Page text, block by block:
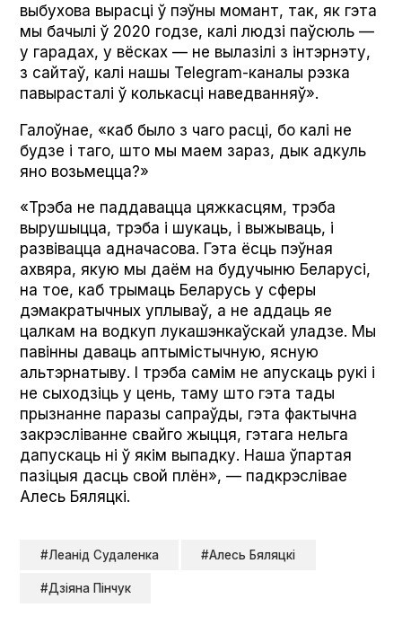
выбухова вырасці ў пэўны момант, так, як гэта
мы бачылі ў 2020 годзе, калі людзі паўсюль —
у гарадах, у вёсках — не вылазілі з інтэрнэту,
з сайтаў, калі нашы Telegram-каналы рэзка
павырасталі ў колькасці наведванняў».
Галоўнае, «каб было з чаго расці, бо калі не
будзе і таго, што мы маем зараз, дык адкуль
яно возьмецца?»
«Трэба не паддавацца цяжкасцям, трэба
вырушыцца, трэба і шукаць, і выжываць, і
развівацца адначасова. Гэта ёсць пэўная
ахвяра, якую мы даём на будучыню Беларусі,
на тое, каб трымаць Беларусь у сферы
дэмакратычных уплываў, а не аддаць яе
цалкам на водкуп лукашэнкаўскай уладзе. Мы
павінны даваць аптымістычную, ясную
альтэрнатыву. І трэба самім не апускаць рукі і
не сыходзіць у цень, таму што гэта тады
прызнанне паразы сапраўды, гэта фактычна
закрэсліванне свайго жыцця, гэтага нельга
дапускаць ні ў якім выпадку. Наша ўпартая
пазіцыя дасць свой плён», — падкрэслівае
Алесь Бяляцкі.
#Леанід Судаленка #Алесь Бяляцкі
#Дзіяна Пінчук